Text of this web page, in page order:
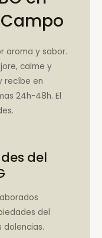
aroma y sabor.
calme y
recíbe en
24h-48h. El
del
del
dolencias.